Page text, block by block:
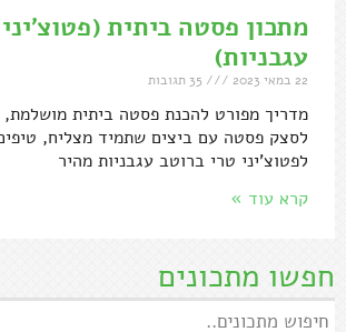
חפשו מתכונים
מתכון פסטה ביתית
עגבניות)
22 במאי 2023
מדריך מפורט להכנת פסטה ביתית מושלמת,
לסצק פסטה עם ביצים שתמיד מצליח,
לפטוצ'יני טרי ברוטב עגבניות מהיר
קרא עוד »